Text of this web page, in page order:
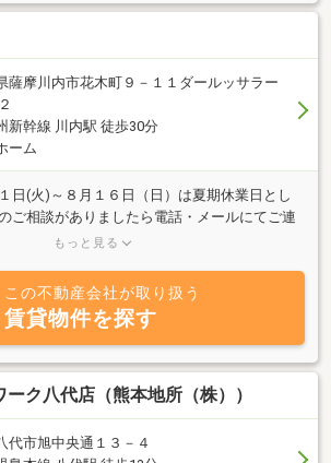
薩摩川内市花木町９－１１ダールッサラー
新幹線 川内駅 徒歩30分
ーム
日(火)～８月１６日（日）は夏期休業日とし
ご相談がありましたら電話・メールにてご連
ージには多くの物件を掲載しておりますの
くなっております。お体にお気をつけくださ
にご相談ください。お客様の希望に沿ったい
いたします。一人で営業していますので不在
ます。連絡いただいてからのご来店をお勧め
ではないが借りる可能性がある」「川内地区
う方も遠慮なく連絡ください。物件のご案
もっと見る
この不動産会社が取り扱う
賃貸物件を探す
ク八代店（熊本地所（株））
代市旭中央通１３－４